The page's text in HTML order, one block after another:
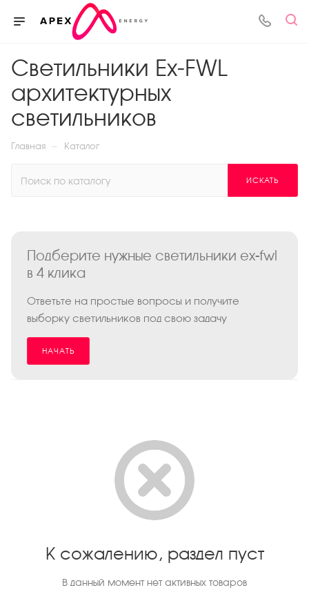
Светильники Ex-FWL
архитектурных
светильников
Главная — Каталог
ИСКАТЬ
Подберите нужные светильники ex-fwl
в 4 клика
Ответьте на простые вопросы и получите
выборку светильников под свою задачу
НАЧАТЬ
К сожалению, раздел пуст
В данный момент нет активных товаров